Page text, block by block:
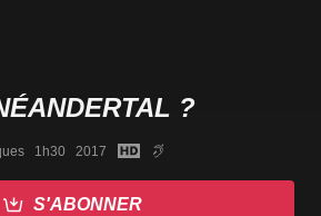
?
1h30   2017
S'ABONNER